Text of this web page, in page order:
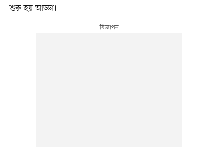
শুরু হয় আড্ডা।